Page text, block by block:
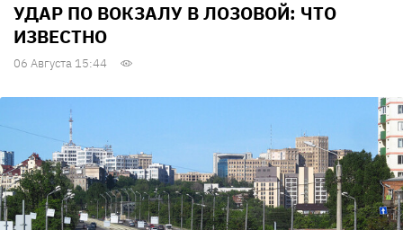
УДАР ПО ВОКЗАЛУ В ЛОЗОВОЙ: ЧТО
ИЗВЕСТНО
06 Августа 15:44